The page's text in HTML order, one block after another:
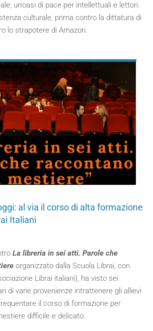
un’oasi di pace per intellettuali e lettori.
culturale, prima contro la dittatura di
lo strapotere di Amazon.
al via il corso di alta formazione
Italiani
La libreria in sei atti. Parole che
organizzato dalla Scuola Librai, con
Librai italiani), ha visto sei
di varie provenienze intrattenere gli allievi
il corso di formazione per
difficile e delicato.